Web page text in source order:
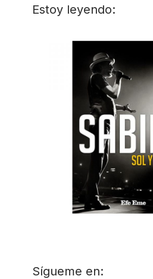
Estoy leyendo:
Sígueme en: